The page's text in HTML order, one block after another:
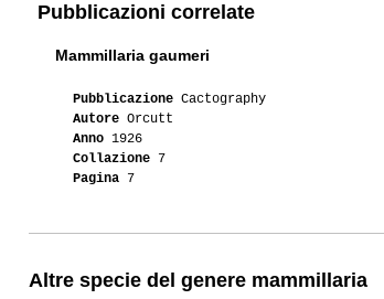
Pubblicazioni correlate
Mammillaria gaumeri
Pubblicazione Cactography
Autore Orcutt
Anno 1926
Collazione 7
Pagina 7
Altre specie del genere mammillaria